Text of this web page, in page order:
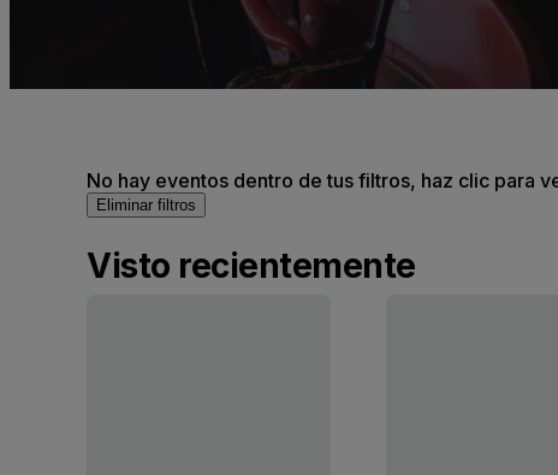
No hay eventos dentro de tus filtros, haz clic para
Eliminar filtros
Visto recientemente